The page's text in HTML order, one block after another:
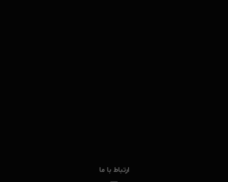
ارتباط با ما